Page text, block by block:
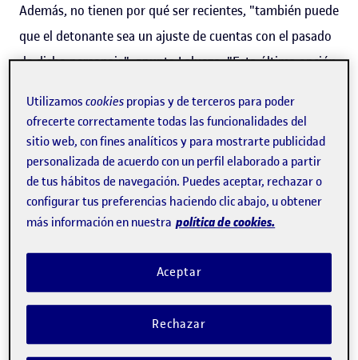
Además, no tienen por qué ser recientes, "también puede
que el detonante sea un ajuste de cuentas con el pasado
de dicho personaje", apunta Lalueza. "Esta última opción
se han conocido hasta una fecha reciente o incluso
actuaciones ya ampliamente conocidas, pero que,vistas
desde la perspectiva actual, tienen una lectura mucho
más negativa que la que se hizo de ellas cuando tuvieron
lugar ", apostilla el experto.
Un fenómeno que viene de lejos
"Podemos encontrar claros antecedentes en momentos
en los que la opinión social o del público en particular ha
Utilizamoscookies propias y de terceros para poder
ofrecerte correctamente todas las funcionalidades del
sitio web, con fines analíticos y para mostrarte publicidad
personalizada de acuerdo con un perfil elaborado a partir
de tus hábitos de navegación. Puedes aceptar, rechazar o
configurar tus preferencias haciendo clic abajo, u obtener
más información en nuestra política de cookies.
Rechazar
Aceptar